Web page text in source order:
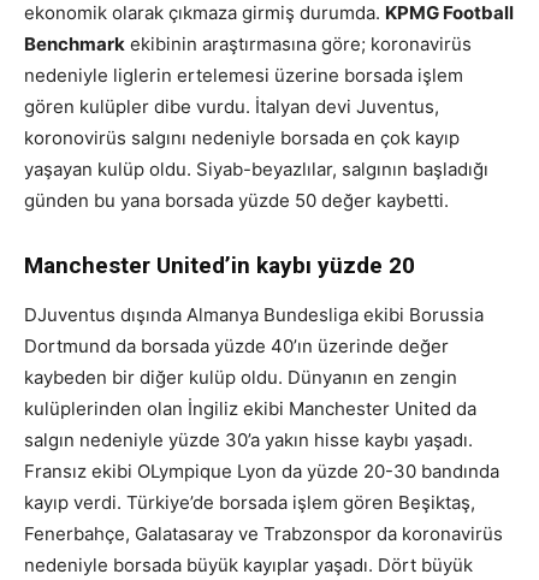
ekonomik olarak çıkmaza girmiş durumda. KPMG Football
Benchmark ekibinin araştırmasına göre; koronavirüs
nedeniyle liglerin ertelemesi üzerine borsada işlem
gören kulüpler dibe vurdu. İtalyan devi Juventus,
koronovirüs salgını nedeniyle borsada en çok kayıp
yaşayan kulüp oldu. Siyab-beyazlılar, salgının başladığı
günden bu yana borsada yüzde 50 değer kaybetti.
Manchester United’in kaybı yüzde 20
DJuventus dışında Almanya Bundesliga ekibi Borussia
Dortmund da borsada yüzde 40’ın üzerinde değer
kaybeden bir diğer kulüp oldu. Dünyanın en zengin
kulüplerinden olan İngiliz ekibi Manchester United da
salgın nedeniyle yüzde 30’a yakın hisse kaybı yaşadı.
Fransız ekibi OLympique Lyon da yüzde 20-30 bandında
kayıp verdi. Türkiye’de borsada işlem gören Beşiktaş,
Fenerbahçe, Galatasaray ve Trabzonspor da koronavirüs
nedeniyle borsada büyük kayıplar yaşadı. Dört büyük